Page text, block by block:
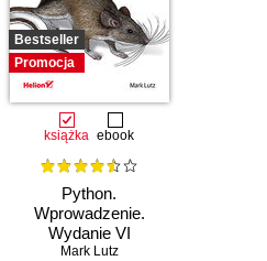
Bestseller
Promocja
książka ebook
Python.
Wprowadzenie.
Wydanie VI
Mark Lutz